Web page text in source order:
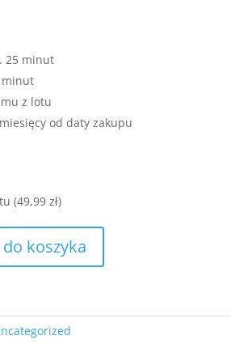
25 minut
minut
z lotu
od daty zakupu
(49,99 zł)
koszyka